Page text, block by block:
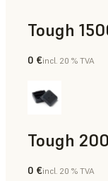
Tough
Ingénierie
0 €incl. 20 % TVA
Tough
Ingénierie
0 €incl. 20 % TVA